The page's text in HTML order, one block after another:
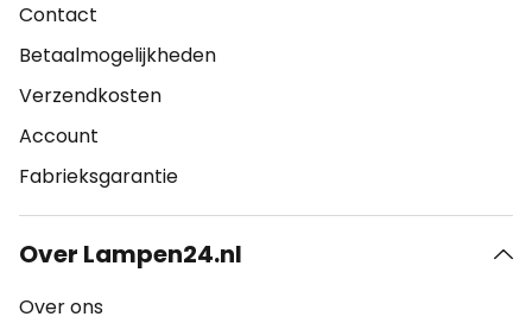
Contact
Betaalmogelijkheden
Verzendkosten
Account
Fabrieksgarantie
Over Lampen24.nl
Over ons